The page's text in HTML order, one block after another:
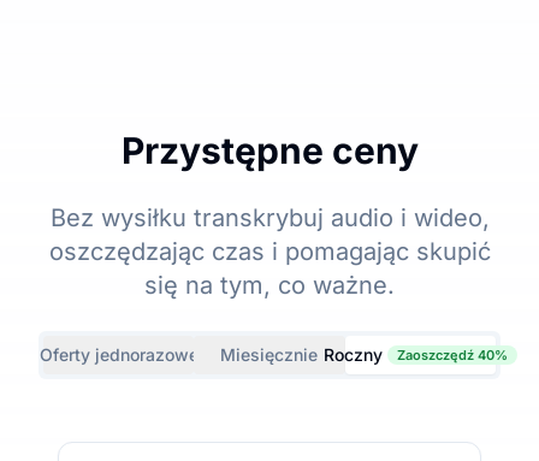
Przystępne ceny
Bez wysiłku transkrybuj audio i wideo,
oszczędzając czas i pomagając skupić
się na tym, co ważne.
Oferty jednorazowe Miesięcznie Roczny Zaoszczędź 40%